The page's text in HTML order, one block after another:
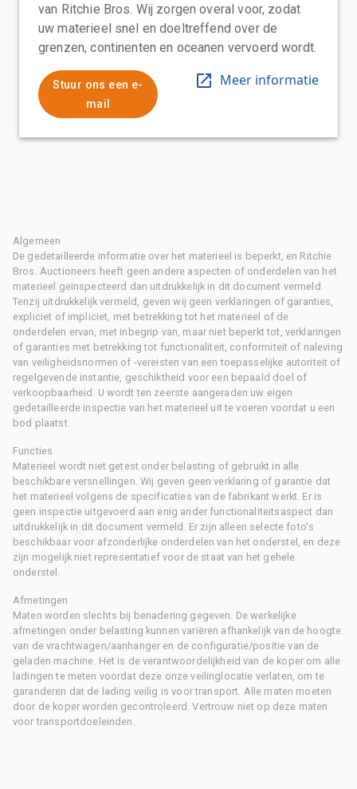
van Ritchie Bros. Wij zorgen overal voor, zodat
uw materieel snel en doeltreffend over de
grenzen, continenten en oceanen vervoerd wordt.
Stuur ons een e-
mail
Meer informatie
Algemeen
De gedetailleerde informatie over het materieel is beperkt, en Ritchie
Bros. Auctioneers heeft geen andere aspecten of onderdelen van het
materieel geïnspecteerd dan uitdrukkelijk in dit document vermeld.
Tenzij uitdrukkelijk vermeld, geven wij geen verklaringen of garanties,
expliciet of impliciet, met betrekking tot het materieel of de
onderdelen ervan, met inbegrip van, maar niet beperkt tot, verklaringen
of garanties met betrekking tot functionaliteit, conformiteit of naleving
van veiligheidsnormen of -vereisten van een toepasselijke autoriteit of
regelgevende instantie, geschiktheid voor een bepaald doel of
verkoopbaarheid. U wordt ten zeerste aangeraden uw eigen
gedetailleerde inspectie van het materieel uit te voeren voordat u een
bod plaatst.
Functies
Materieel wordt niet getest onder belasting of gebruikt in alle
beschikbare versnellingen. Wij geven geen verklaring of garantie dat
het materieel volgens de specificaties van de fabrikant werkt. Er is
geen inspectie uitgevoerd aan enig ander functionaliteitsaspect dan
uitdrukkelijk in dit document vermeld. Er zijn alleen selecte foto's
beschikbaar voor afzonderlijke onderdelen van het onderstel, en deze
zijn mogelijk niet representatief voor de staat van het gehele
onderstel.
Afmetingen
Maten worden slechts bij benadering gegeven. De werkelijke
afmetingen onder belasting kunnen variëren afhankelijk van de hoogte
van de vrachtwagen/aanhanger en de configuratie/positie van de
geladen machine. Het is de verantwoordelijkheid van de koper om alle
ladingen te meten voordat deze onze veilinglocatie verlaten, om te
garanderen dat de lading veilig is voor transport. Alle maten moeten
door de koper worden gecontroleerd. Vertrouw niet op deze maten
voor transportdoeleinden.